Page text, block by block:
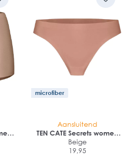
microfiber
Aansluitend
TEN CATE Secrets women
string (1-pack)
Beige
19,95